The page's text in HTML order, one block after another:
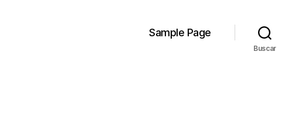
Sample Page
Buscar